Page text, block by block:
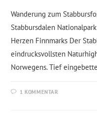
Wanderung zum
Stabbursdalen
Herzen Finnmarks Der
eindrucksvollsten
Norwegens. Tief
1 KOMMENTAR